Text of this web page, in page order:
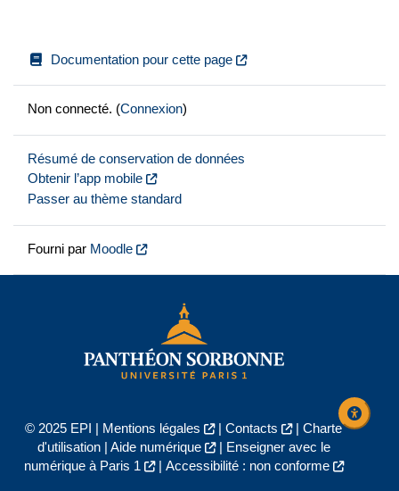
Documentation pour cette page
Non connecté. (Connexion)
Résumé de conservation de données
Obtenir l’app mobile
Passer au thème standard
Fourni par Moodle
© 2025 EPI | Mentions légales | Contacts | Charte
d'utilisation| Aide numérique |
Enseigner avec le
numérique à Paris 1
| Accessibilité : non conforme